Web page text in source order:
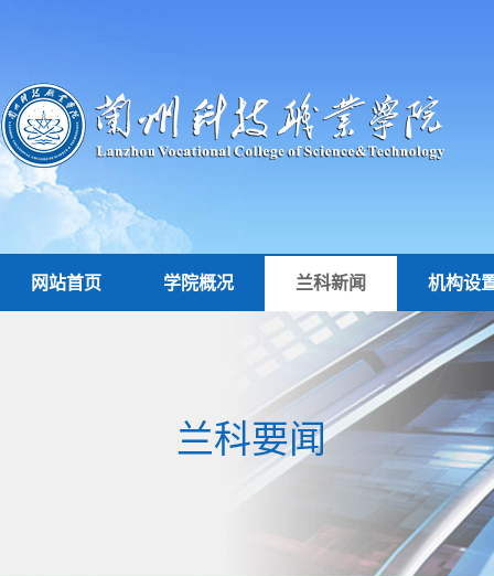
网站首页 学院概况 兰科新闻 机构设
兰科要闻